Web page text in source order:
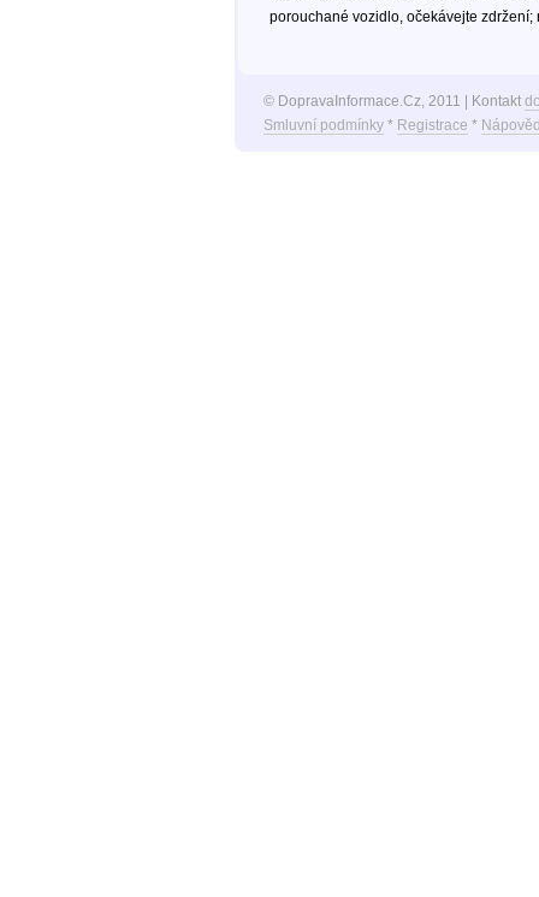
porouchané vozidlo, očekávejte
© DopravaInformace.Cz, 2011 | Kontakt
Smluvní podmínky* Registrace *